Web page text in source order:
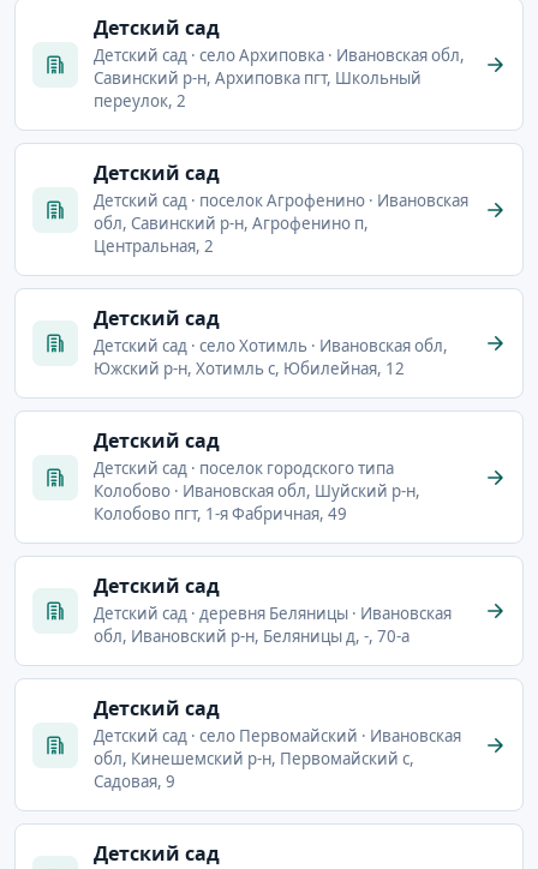
Детский сад
Детский сад · село Архиповка · Ивановская обл,
Савинский р-н, Архиповка пгт, Школьный
переулок, 2
Детский сад
Детский сад · поселок Агрофенино · Ивановская
обл, Савинский р-н, Агрофенино п,
Центральная, 2
Детский сад
Детский сад · село Хотимль · Ивановская обл,
Южский р-н, Хотимль с, Юбилейная, 12
Детский сад
Детский сад · поселок городского типа
Колобово · Ивановская обл, Шуйский р-н,
Колобово пгт, 1-я Фабричная, 49
Детский сад
Детский сад · деревня Беляницы · Ивановская
обл, Ивановский р-н, Беляницы д, -, 70-а
Детский сад
Детский сад · село Первомайский · Ивановская
обл, Кинешемский р-н, Первомайский с,
Садовая, 9
Детский сад